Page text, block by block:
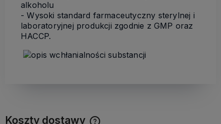
alkoholu
- Wysoki standard farmaceutyczny sterylnej i
laboratoryjnej produkcji zgodnie z GMP oraz
HACCP.
Koszty dostawy